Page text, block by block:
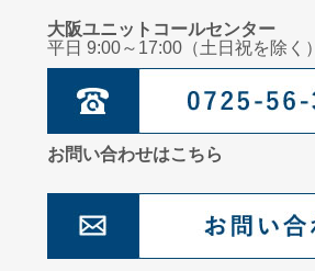
大阪ユニットコールセンター
平日 9:00～17:00（土日祝を除く）
お問い合わせはこちら